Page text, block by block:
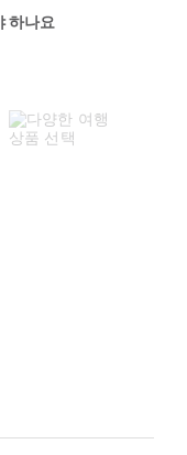
하나요